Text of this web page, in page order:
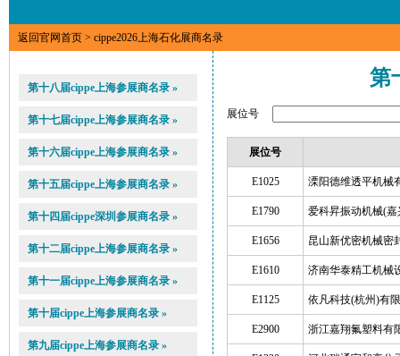
返回官网首页 > cippe2026上海石化展商名录
第十八届cippe上海参展商名录 »
第十七届cippe上海参展商名录 »
第十六届cippe上海参展商名录 »
第十五届cippe上海参展商名录 »
第十四届cippe深圳参展商名录 »
第十二届cippe上海参展商名录 »
第十一届cippe上海参展商名录 »
第十届cippe上海参展商名录 »
第九届cippe上海参展商名录 »
第
展位号
展位号
E1025 溧阳德维透平机械
E1790 爱科昇振动机械(
E1656 昆山新优密机械密
E1610 济南华泰精工机械
E1125 依凡科技(杭州)有
E2900 浙江嘉翔氟塑料有